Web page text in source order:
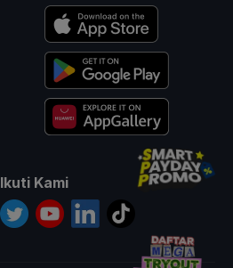
Ikuti Kami